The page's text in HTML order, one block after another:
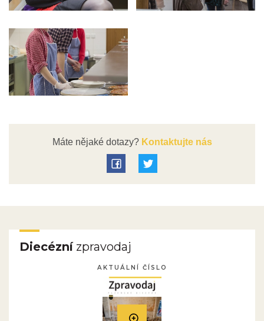
Máte nějaké dotazy?Kontaktujte nás
Diecéznízpravodaj
AKTUÁLNÍ ČÍSLO